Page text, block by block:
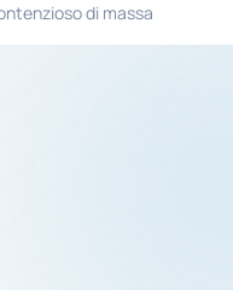
di massa